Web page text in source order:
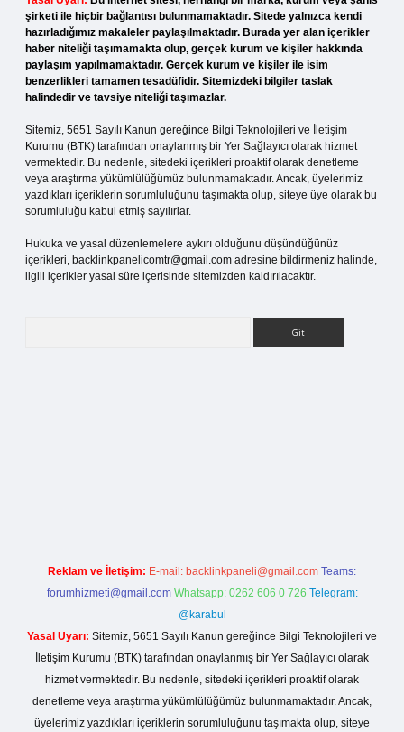
şirketi ile hiçbir bağlantısı bulunmamaktadır. Sitede yalnızca kendi
hazırladığımız makaleler paylaşılmaktadır. Burada yer alan içerikler
haber niteliği taşımamakta olup, gerçek kurum ve kişiler hakkında
paylaşım yapılmamaktadır. Gerçek kurum ve kişiler ile isim
benzerlikleri tamamen tesadüfidir. Sitemizdeki bilgiler taslak
halindedir ve tavsiye niteliği taşımazlar.
Sitemiz, 5651 Sayılı Kanun gereğince Bilgi Teknolojileri ve İletişim
Kurumu (BTK) tarafından onaylanmış bir Yer Sağlayıcı olarak hizmet
vermektedir. Bu nedenle, sitedeki içerikleri proaktif olarak denetleme
veya araştırma yükümlülüğümüz bulunmamaktadır. Ancak, üyelerimiz
yazdıkları içeriklerin sorumluluğunu taşımakta olup, siteye üye olarak bu
sorumluluğu kabul etmiş sayılırlar.
Hukuka ve yasal düzenlemelere aykırı olduğunu düşündüğünüz
içerikleri, backlinkpanelicomtr@gmail.com adresine bildirmeniz halinde,
ilgili içerikler yasal süre içerisinde sitemizden kaldırılacaktır.
Reklam ve İletişim: E-mail: backlinkpaneli@gmail.com Teams:
forumhizmeti@gmail.com Whatsapp: 0262 606 0 726 Telegram:
@karabul
Yasal Uyarı: Sitemiz, 5651 Sayılı Kanun gereğince Bilgi Teknolojileri ve
İletişim Kurumu (BTK) tarafından onaylanmış bir Yer Sağlayıcı olarak
hizmet vermektedir. Bu nedenle, sitedeki içerikleri proaktif olarak
denetleme veya araştırma yükümlülüğümüz bulunmamaktadır. Ancak,
üyelerimiz yazdıkları içeriklerin sorumluluğunu taşımakta olup, siteye